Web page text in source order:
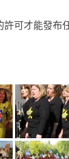
可才能發布